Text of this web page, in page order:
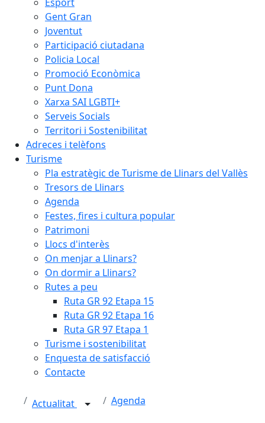
Gent Gran
Joventut
Participació ciutadana
Policia Local
Promoció Econòmica
Punt Dona
Xarxa SAI LGBTI+
Serveis Socials
Territori i Sostenibilitat
Adreces i telèfons
Turisme
Pla estratègic de Turisme de Llinars del Vallès
Tresors de Llinars
Agenda
Festes, fires i cultura popular
Patrimoni
Llocs d'interès
On menjar a Llinars?
On dormir a Llinars?
Rutes a peu
Ruta GR 92 Etapa 15
Ruta GR 92 Etapa 16
Ruta GR 97 Etapa 1
Turisme i sostenibilitat
Enquesta de satisfacció
Contacte
Actualitat Agenda